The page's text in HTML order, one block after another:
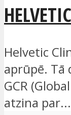
Helvetic
aprūpē. Tā
GCR
atzina par...